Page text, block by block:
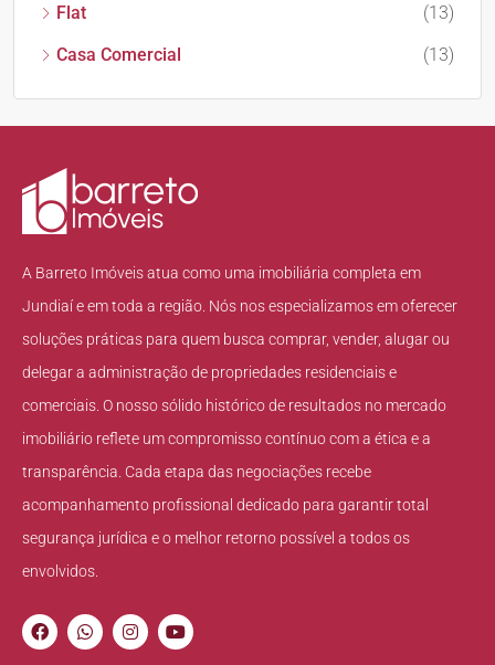
Flat
(13)
Casa Comercial
(13)
A Barreto Imóveis atua como uma imobiliária completa em
Jundiaí e em toda a região. Nós nos especializamos em oferecer
soluções práticas para quem busca comprar, vender, alugar ou
delegar a administração de propriedades residenciais e
comerciais. O nosso sólido histórico de resultados no mercado
imobiliário reflete um compromisso contínuo com a ética e a
transparência. Cada etapa das negociações recebe
acompanhamento profissional dedicado para garantir total
segurança jurídica e o melhor retorno possível a todos os
envolvidos.